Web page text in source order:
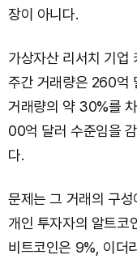
장이 아니다.
가상자산 리서치 기업
주간 거래량은 260억
거래량의 약 30%를
00억 달러 수준임을
다.
문제는 그 거래의 구
개인 투자자의 알트코
비트코인은 9%, 이더